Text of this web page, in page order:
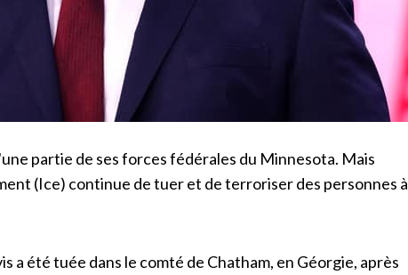
partie de ses forces fédérales du Minnesota. Mais
(Ice) continue de tuer et de terroriser des personnes à
a été tuée dans le comté de Chatham, en Géorgie, après